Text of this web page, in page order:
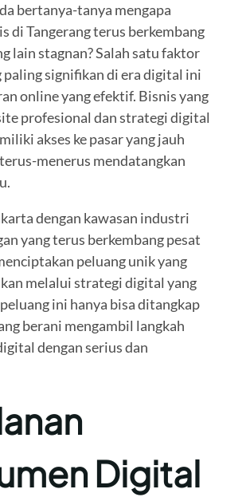
bertanya-tanya mengapa
di Tangerang terus berkembang
lain stagnan? Salah satu faktor
paling signifikan di era digital ini
online yang efektif. Bisnis yang
profesional dan strategi digital
akses ke pasar yang jauh
menerus mendatangkan
dengan kawasan industri
yang terus berkembang pesat
peluang unik yang
melalui strategi digital yang
ini hanya bisa ditangkap
berani mengambil langkah
dengan serius dan
Digital